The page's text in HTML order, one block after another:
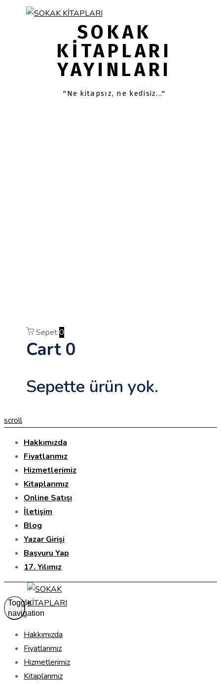
SOKAK
KITAPLARI
YAYINLARI
"Ne kitapsız, ne kedisiz..."
Sepet0
Cart 0
Sepette ürün yok.
scroll
Hakkımızda
Fiyatlarımız
Hizmetlerimiz
Kitaplarımız
Online Satışı
İletişim
Blog
Yazar Girişi
Başvuru Yap
17. Yılımız
Toggle
navigation
Hakkımızda
Fiyatlarımız
Hizmetlerimiz
Kitaplarımız